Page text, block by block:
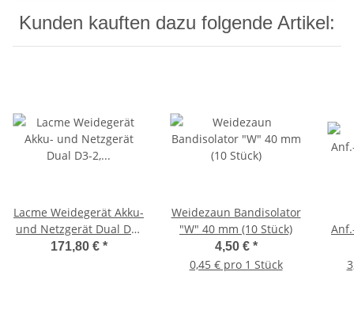
Kunden kauften dazu folgende Artikel:
Lacme Weidegerät Akku-
und Netzgerät Dual D3-
2, 12v/230V, 2 J
171,80 € *
Weidezaun Bandisolator
"W" 40 mm (10 Stück)
4,50 € *
0,45 € pro 1 Stück